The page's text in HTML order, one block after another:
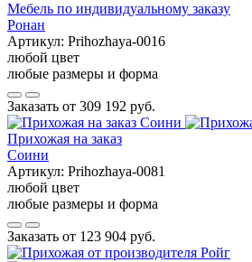
Мебель по индивидуальному заказу
Ронан
Артикул: Prihozhaya-0016
любой цвет
любые размеры и форма
Заказать от 309 192 руб.
Прихожая на заказ
Соини
Артикул: Prihozhaya-0081
любой цвет
любые размеры и форма
Заказать от 123 904 руб.